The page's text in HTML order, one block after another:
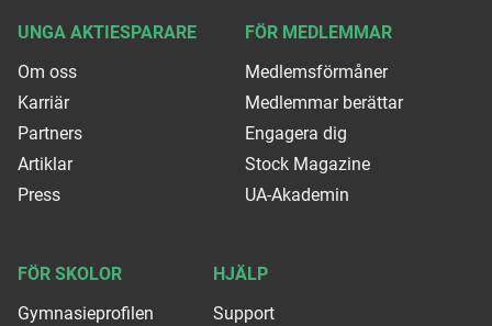
UNGA AKTIESPARARE
Om oss
Karriär
Partners
Artiklar
Press
FÖR MEDLEMMAR
Medlemsförmåner
Medlemmar berättar
Engagera dig
Stock Magazine
UA-Akademin
FÖR SKOLOR
Gymnasieprofilen
HJÄLP
Support